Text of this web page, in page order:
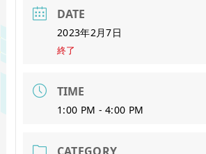
DATE
2023年2月7日
終了
TIME
1:00 PM - 4:00 PM